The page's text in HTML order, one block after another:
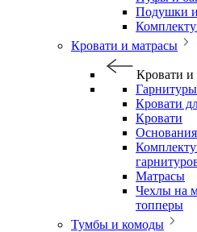
Подушки
Кровати и матрасы
Кровати и
Кровати
Кровати
Основания
Матрасы
Чехлы на
топперы
Тумбы и комоды